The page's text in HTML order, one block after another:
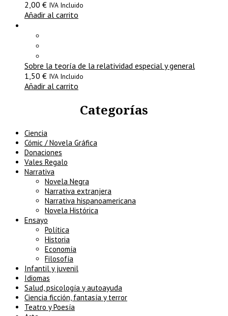
2,00 € IVA Incluido
Añadir al carrito
Sobre la teoría de la relatividad especial y general
1,50 € IVA Incluido
Añadir al carrito
Categorías
Ciencia
Cómic / Novela Gráfica
Donaciones
Vales Regalo
Narrativa
Novela Negra
Narrativa extranjera
Narrativa hispanoamericana
Novela Histórica
Ensayo
Política
Historia
Economía
Filosofía
Infantil y juvenil
Idiomas
Salud, psicología y autoayuda
Ciencia ficción, fantasía y terror
Teatro y Poesía